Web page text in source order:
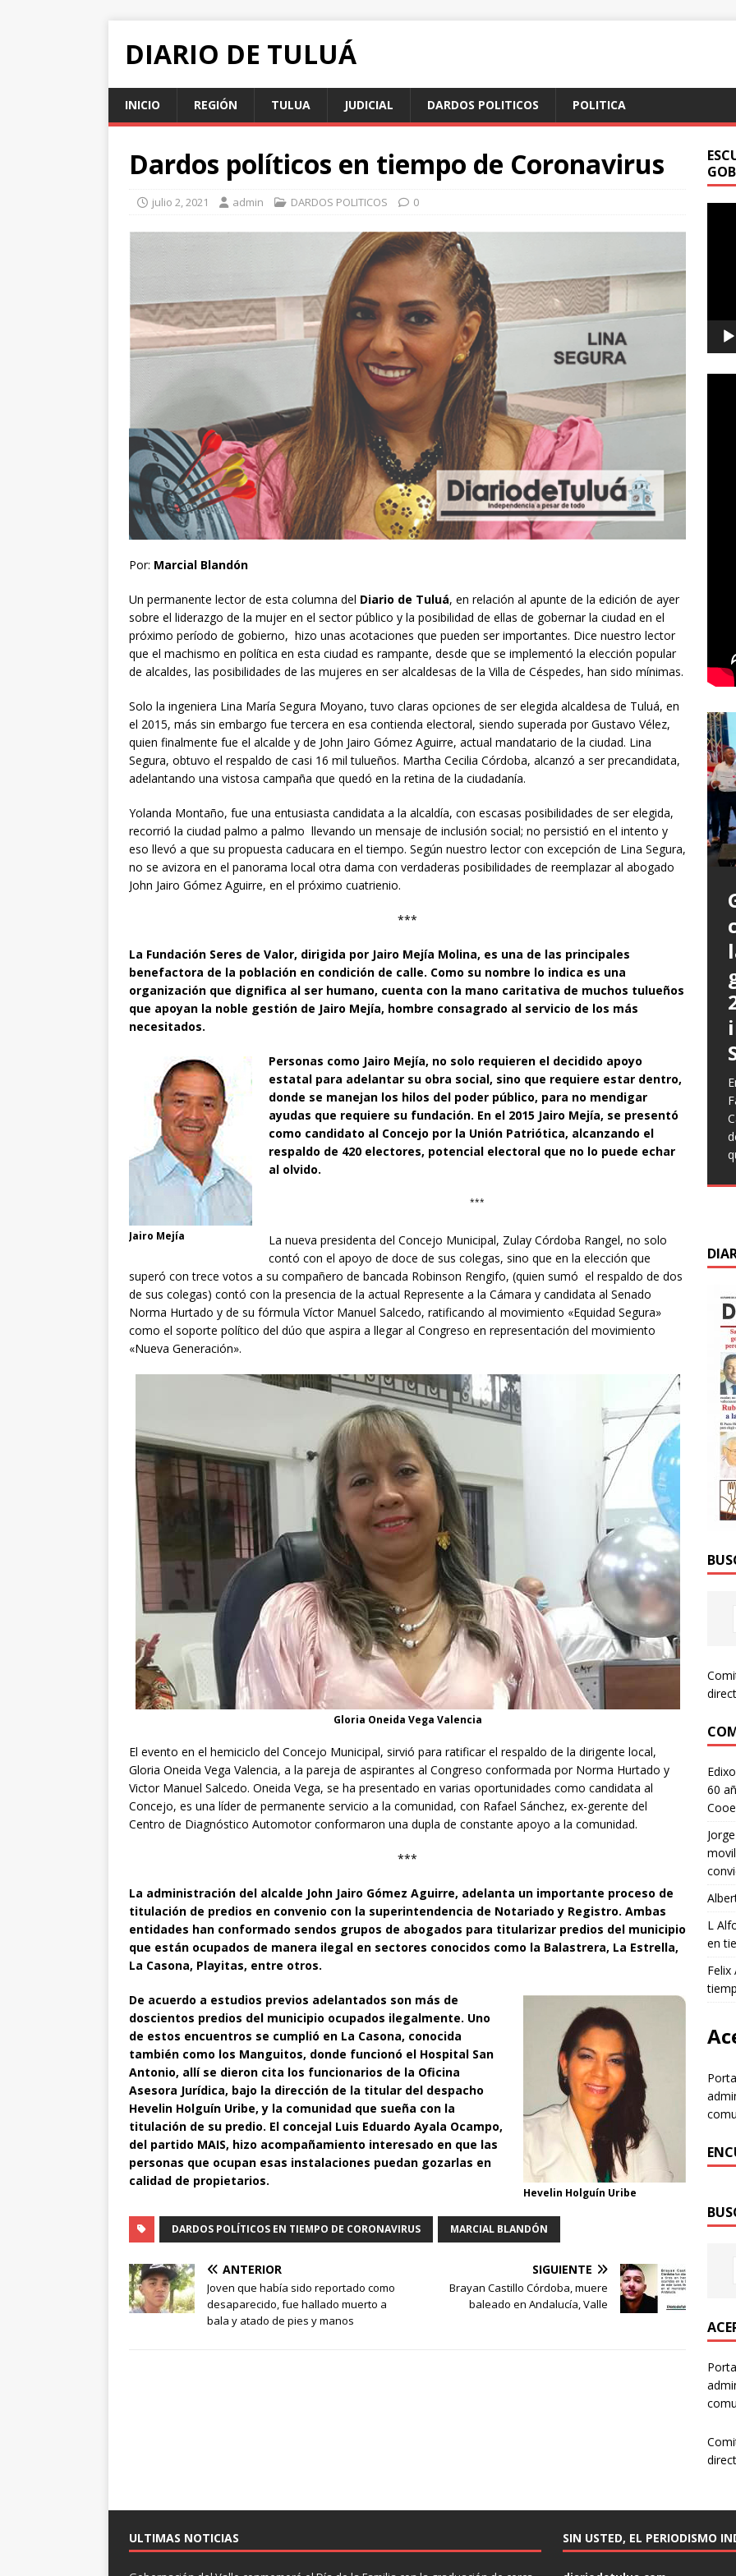
DIARIO DE TULUÁ
INICIO REGIÓN TULUA JUDICIAL DARDOS POLITICOS POLITICA
Dardos políticos en tiempo de Coronavirus
julio 2, 2021 admin DARDOS POLITICOS 0
Por: Marcial Blandón
Un permanente lector de esta columna del Diario de Tuluá, en relación al apunte de la edición de ayer
sobre el liderazgo de la mujer en el sector público y la posibilidad de ellas de gobernar la ciudad en el
próximo período de gobierno, hizo unas acotaciones que pueden ser importantes. Dice nuestro lector
que el machismo en política en esta ciudad es rampante, desde que se implementó la elección popular
de alcaldes, las posibilidades de las mujeres en ser alcaldesas de la Villa de Céspedes, han sido mínimas.
Solo la ingeniera Lina María Segura Moyano, tuvo claras opciones de ser elegida alcaldesa de Tuluá, en
el 2015, más sin embargo fue tercera en esa contienda electoral, siendo superada por Gustavo Vélez,
quien finalmente fue el alcalde y de John Jairo Gómez Aguirre, actual mandatario de la ciudad. Lina
Segura, obtuvo el respaldo de casi 16 mil tulueños. Martha Cecilia Córdoba, alcanzó a ser precandidata,
adelantando una vistosa campaña que quedó en la retina de la ciudadanía.
Yolanda Montaño, fue una entusiasta candidata a la alcaldía, con escasas posibilidades de ser elegida,
recorrió la ciudad palmo a palmo llevando un mensaje de inclusión social; no persistió en el intento y
eso llevó a que su propuesta caducara en el tiempo. Según nuestro lector con excepción de Lina Segura,
no se avizora en el panorama local otra dama con verdaderas posibilidades de reemplazar al abogado
John Jairo Gómez Aguirre, en el próximo cuatrienio.
***
La Fundación Seres de Valor, dirigida por Jairo Mejía Molina, es una de las principales
benefactora de la población en condición de calle. Como su nombre lo indica es una
organización que dignifica al ser humano, cuenta con la mano caritativa de muchos tulueños
que apoyan la noble gestión de Jairo Mejía, hombre consagrado al servicio de los más
necesitados.
Jairo Mejía
Personas como Jairo Mejía, no solo requieren el decidido apoyo
estatal para adelantar su obra social, sino que requiere estar dentro,
donde se manejan los hilos del poder público, para no mendigar
ayudas que requiere su fundación. En el 2015 Jairo Mejía, se presentó
como candidato al Concejo por la Unión Patriótica, alcanzando el
respaldo de 420 electores, potencial electoral que no lo puede echar
al olvido.
***
La nueva presidenta del Concejo Municipal, Zulay Córdoba Rangel, no solo
contó con el apoyo de doce de sus colegas, sino que en la elección que
superó con trece votos a su compañero de bancada Robinson Rengifo, (quien sumó el respaldo de dos
de sus colegas) contó con la presencia de la actual Represente a la Cámara y candidata al Senado
Norma Hurtado y de su fórmula Víctor Manuel Salcedo, ratificando al movimiento «Equidad Segura»
como el soporte político del dúo que aspira a llegar al Congreso en representación del movimiento
«Nueva Generación».
Gloria Oneida Vega Valencia
El evento en el hemiciclo del Concejo Municipal, sirvió para ratificar el respaldo de la dirigente local,
Gloria Oneida Vega Valencia, a la pareja de aspirantes al Congreso conformada por Norma Hurtado y
Victor Manuel Salcedo. Oneida Vega, se ha presentado en varias oportunidades como candidata al
Concejo, es una líder de permanente servicio a la comunidad, con Rafael Sánchez, ex-gerente del
Centro de Diagnóstico Automotor conformaron una dupla de constante apoyo a la comunidad.
***
La administración del alcalde John Jairo Gómez Aguirre, adelanta un importante proceso de
titulación de predios en convenio con la superintendencia de Notariado y Registro. Ambas
entidades han conformado sendos grupos de abogados para titularizar predios del municipio
que están ocupados de manera ilegal en sectores conocidos como la Balastrera, La Estrella,
La Casona, Playitas, entre otros.
Hevelin Holguín Uribe
De acuerdo a estudios previos adelantados son más de
doscientos predios del municipio ocupados ilegalmente. Uno
de estos encuentros se cumplió en La Casona, conocida
también como los Manguitos, donde funcionó el Hospital San
Antonio, allí se dieron cita los funcionarios de la Oficina
Asesora Jurídica, bajo la dirección de la titular del despacho
Hevelin Holguín Uribe, y la comunidad que sueña con la
titulación de su predio. El concejal Luis Eduardo Ayala Ocampo,
del partido MAIS, hizo acompañamiento interesado en que las
personas que ocupan esas instalaciones puedan gozarlas en
calidad de propietarios.
DARDOS POLÍTICOS EN TIEMPO DE CORONAVIRUS MARCIAL BLANDÓN
ANTERIOR
Joven que había sido reportado como
desaparecido, fue hallado muerto a
bala y atado de pies y manos
SIGUIENTE
Brayan Castillo Córdoba, muere
baleado en Andalucía, Valle
60
L
en
Felix
ULTIMAS NOTICIAS SIN USTED, EL PERIODISMO